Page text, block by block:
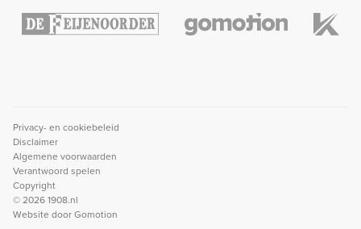
Privacy- en cookiebeleid
Disclaimer
Algemene voorwaarden
Verantwoord spelen
Copyright
© 2026 1908.nl
Website doorGomotion